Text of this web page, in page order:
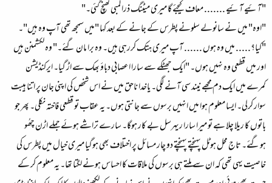
"آئیے آئیے ....... معاف کیجئے گا میری میٹنگ ذرا لمبی کھنچ گئی۔"
"اوہ" میں نے سانولے سلونے پطرس کے جانے کے بعد کہا "میں سمجھ تھی آپ وہ ہیں"۔
"کیا؟..... میں وہ ہوں ...... آپ میری ہتک کررہی ہیں۔ وہ برا مان گئے۔" وہ لکشمنن ہیں
اور میں قطعی وہ نہیں ہوں۔ "ایک جھٹکے سے سارا اعصابی دباؤ بھک سے اڑ گیا۔ ایرکنڈیشن
کمرے میں ایک دم مجھے نیند سی آنے لگی۔ یاخدا ناحق میں نے اس شخص کی اپنی جان پر اتنا ہیبت
سوار کرلی۔ ایسا معلوم ہوا میں انہیں برسوں سے جانتی ہوں۔ یہ عقاب تو قطعی فاختہ نکلی۔ پھر جو
باتوں کا ریلا چلا ہے تو میرا سارا ریہرسل بے کار ہوگا۔ سارے تراشے ہوئے جملے اڑن چھُو
ہوگئے۔ تاج محل ہوٹل پہنچتے پہنچتے دو چار مسائل پر اختلاف بھی ہوگیا میری خیال میں پطرس کی
خاصیت یہی تھی کہ ان سے ملتے ہی برسوں کی ملاقات کا احساس ہونے لگتا تھا۔ یہ معلوم کر کے